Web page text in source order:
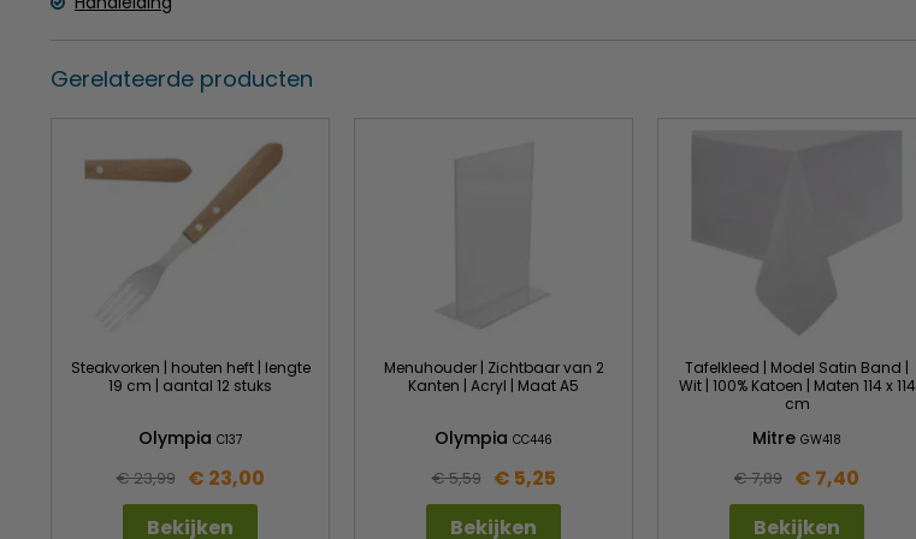
Gerelateerde producten
Steakvorken | houten heft | lengte
19 cm | aantal 12 stuks
Olympia C137
€ 23,99
€ 23,00
Bekijken
Menuhouder | Zichtbaar van 2
Kanten | Acryl | Maat A5
Olympia CC446
€ 5,59
€ 5,25
Bekijken
Tafelkleed | Model Satin Band |
Wit | 100% Katoen | Maten 114 x 114
cm
Mitre GW418
€ 7,89 € 7,40
Bekijken